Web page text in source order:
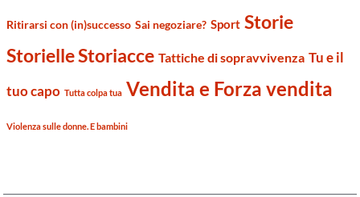
Ritirarsi con (in)successo Sai negoziare? Sport Storie
Storielle Storiacce Tattiche di sopravvivenza Tu e il
tuo capo Tutta colpa tua Vendita e Forza vendita
Violenza sulle donne. E bambini